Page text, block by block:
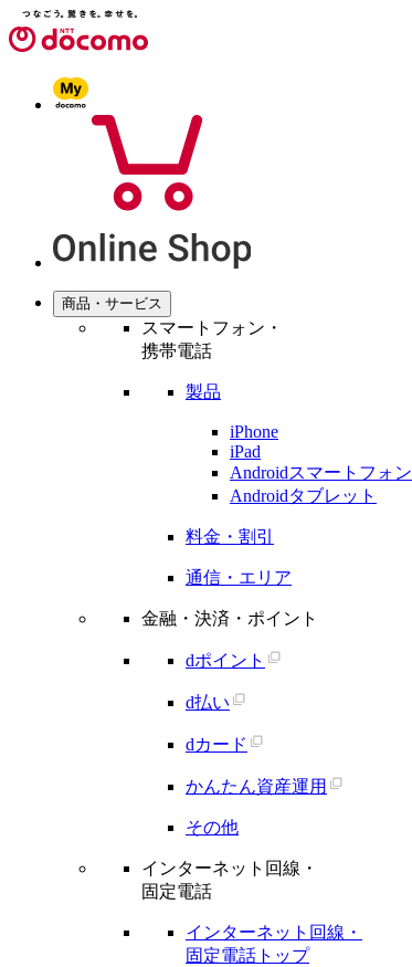
商品・サービス
スマートフォン・
携帯電話
製品
iPhone
iPad
Androidスマートフォン
Androidタブレット
料金・割引
通信・エリア
金融・決済・ポイント
dポイント
d払い
dカード
かんたん資産運用
その他
インターネット回線・
固定電話
インターネット回線・
固定電話トップ